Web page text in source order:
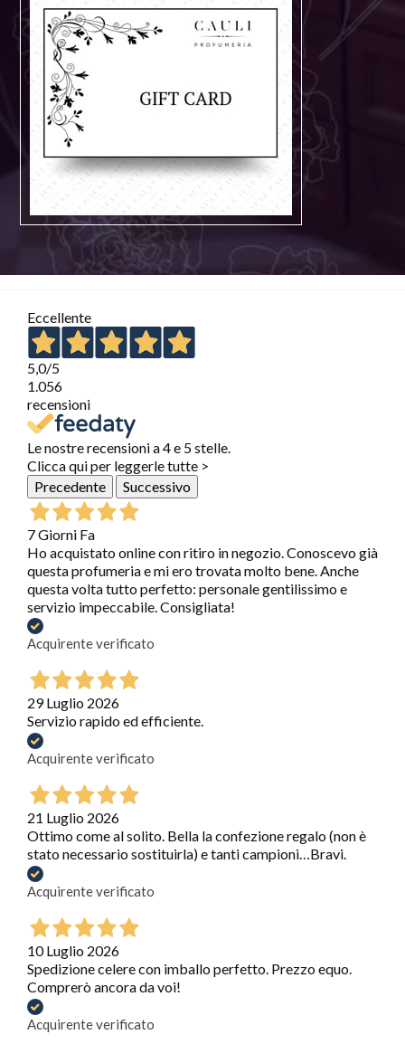
Eccellente
5,0/5
1.056
recensioni
Le nostre recensioni a 4 e 5 stelle.
Clicca qui per leggerle tutte >
Precedente
Successivo
7 Giorni Fa
Ho acquistato online con ritiro in negozio. Conoscevo già
questa profumeria e mi ero trovata molto bene. Anche
questa volta tutto perfetto: personale gentilissimo e
servizio impeccabile. Consigliata!
Acquirente verificato
29 Luglio 2026
Servizio rapido ed efficiente.
Acquirente verificato
21 Luglio 2026
Ottimo come al solito. Bella la confezione regalo (non è
stato necessario sostituirla) e tanti campioni…Bravi.
Acquirente verificato
10 Luglio 2026
Spedizione celere con imballo perfetto. Prezzo equo.
Comprerò ancora da voi!
Acquirente verificato